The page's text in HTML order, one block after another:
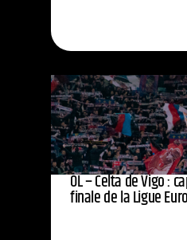
OL – Celta de Vigo :
finale de la Ligue